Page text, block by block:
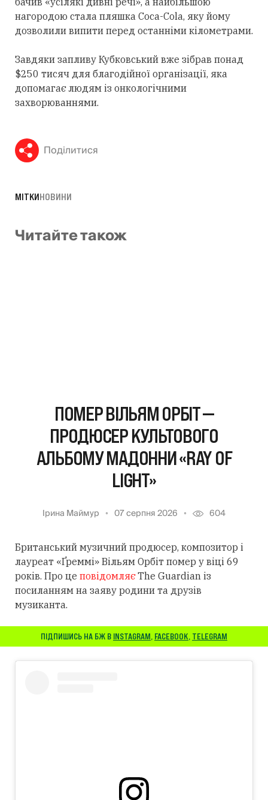
нагородою стала пляшка Coca-Cola, яку йому
дозволили випити перед останніми кілометрами.
Завдяки запливу Кубковський вже зібрав понад
$250 тисяч для благодійної організації, яка
допомагає людям із онкологічними
захворюваннями.
Поділитися
МІТКИНОВИНИ
Читайте також
ПОМЕР ВІЛЬЯМ ОРБІТ —
ПРОДЮСЕР КУЛЬТОВОГО
АЛЬБОМУ МАДОННИ «RAY OF
LIGHT»
Ірина Маймур 07 серпня 2026 604
Британський музичний продюсер, композитор і
лауреат «Ґреммі» Вільям Орбіт помер у віці 69
років. Про це повідомляєThe Guardian із
посиланням на заяву родини та друзів
музиканта.
ПІДПИШИСЬ НА БЖ В INSTAGRAM, FACEBOOK, TELEGRAM